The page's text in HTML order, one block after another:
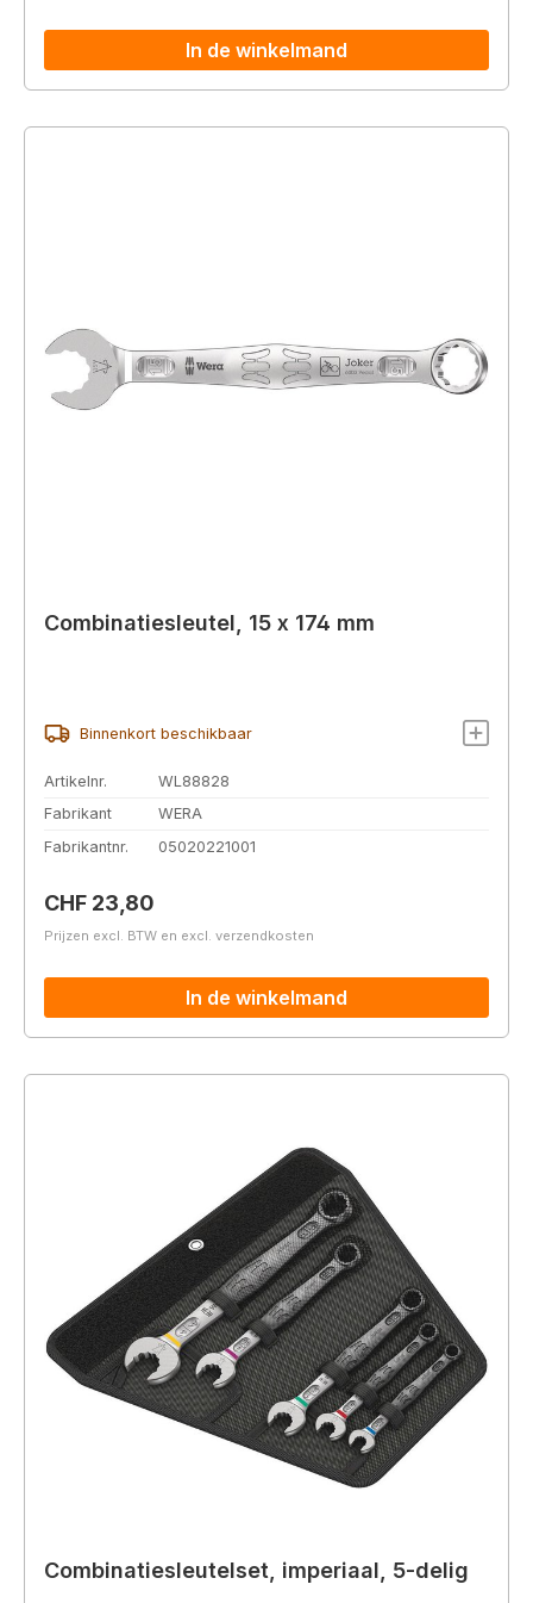
In de winkelmand
Combinatiesleutel, 15 x 174 mm
Binnenkort beschikbaar
Artikelnr.
WL88828
Fabrikant
WERA
Fabrikantnr.
05020221001
Normale prijs:
CHF 23,80
Prijzen excl. BTW en excl. verzendkosten
In de winkelmand
Combinatiesleutelset, imperiaal, 5-delig